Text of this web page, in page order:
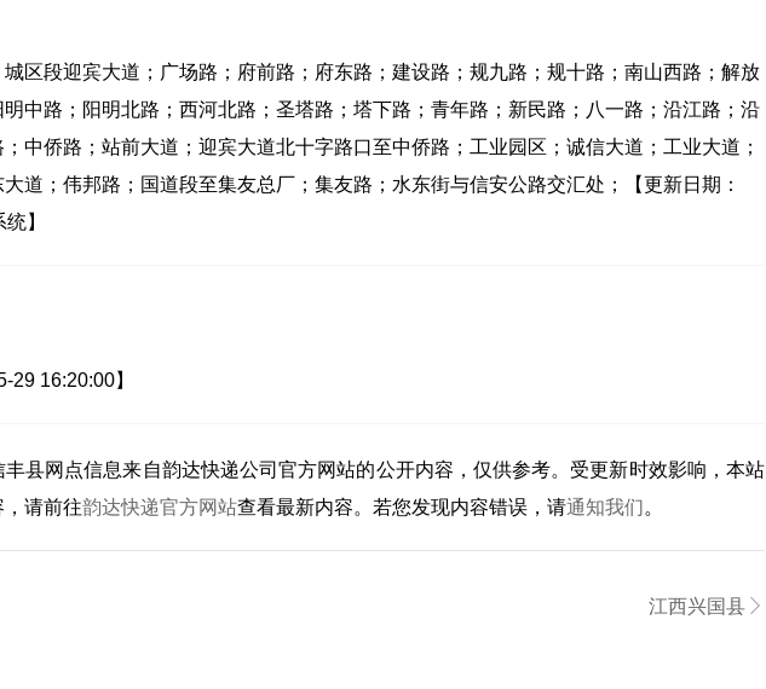
区段迎宾大道；广场路；府前路；府东路；建设路；规九路；规十路；南山西路；解放
中路；阳明北路；西河北路；圣塔路；塔下路；青年路；新民路；八一路；沿江路；沿
中侨路；站前大道；迎宾大道北十字路口至中侨路；工业园区；诚信大道；工业大道；
道；伟邦路；国道段至集友总厂；集友路；水东街与信安公路交汇处；【更新日期：
】
29 16:20:00】
丰县网点信息来自韵达快递公司官方网站的公开内容，仅供参考。受更新时效影响，本站
，请前往韵达快递官方网站查看最新内容。若您发现内容错误，请通知我们。
江西兴国县 